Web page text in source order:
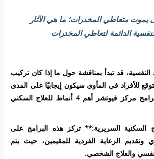
يموت متعاطي المخدرات؛ ما هي الآثار
الدائمة لتعاطي المخدرات
النفسية، قد تبدأ بمناقشة حول ما إذا كان تركيب
للأفراد في المأوى سيكون إيجابيًا على المدى
الطويل أم لا. تقدم برامج مركز فيوتشر أهم 4 أنماط للعلاج السكني
السكنية السريرية:** تركز هذه البرامج على
وتقديم الرعاية الفردية للمقيمين، حيث يتم
والعلاج الشخصي.